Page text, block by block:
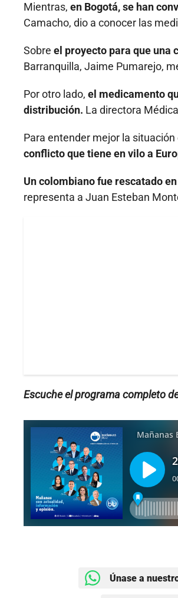
Mientras, en Bogotá, se han
Camacho, dio a conocer las
Sobre el proyecto para que una
Barranquilla, Jaime Pumarejo,
Por otro lado, el medicamento
distribución. La directora
Para entender mejor la
conflicto que tiene en vilo a
Un colombiano fue rescatado
representa a Juan Esteban
Escuche el programa completo
Únase a